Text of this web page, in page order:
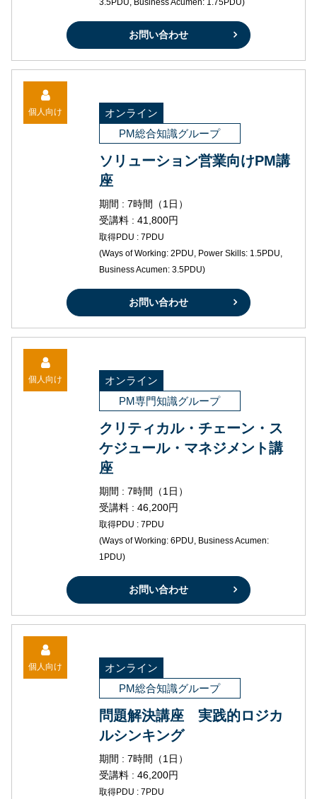
3.5PDU, Business Acumen: 1.75PDU)
お問い合わせ
個人向け
オンライン
PM総合知識グループ
ソリューション営業向けPM講
座
期間 : 7時間（1日）
受講料 : 41,800円
取得PDU : 7PDU
(Ways of Working: 2PDU, Power Skills: 1.5PDU,
Business Acumen: 3.5PDU)
お問い合わせ
個人向け
オンライン
PM専門知識グループ
クリティカル・チェーン・ス
ケジュール・マネジメント講
座
期間 : 7時間（1日）
受講料 : 46,200円
取得PDU : 7PDU
(Ways of Working: 6PDU, Business Acumen:
1PDU)
お問い合わせ
個人向け
オンライン
PM総合知識グループ
問題解決講座 実践的ロジカ
ルシンキング
期間 : 7時間（1日）
受講料 : 46,200円
取得PDU : 7PDU